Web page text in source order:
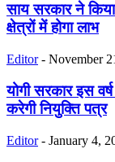
साय सरकार ने किया
क्षेत्रों में होगा लाभ
Editor - November
योगी सरकार इस
करेगी नियुक्ति पत्र
Editor - January 4,